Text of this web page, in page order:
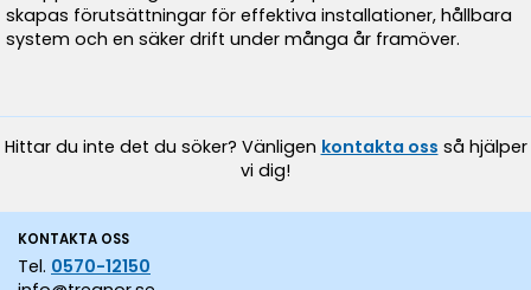
skapas förutsättningar för effektiva installationer, hållbara
system och en säker drift under många år framöver.
Hittar du inte det du söker? Vänligen kontakta oss så hjälper
vi dig!
KONTAKTA OSS
Tel. 0570-12150